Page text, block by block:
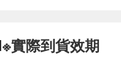
實際到貨效期